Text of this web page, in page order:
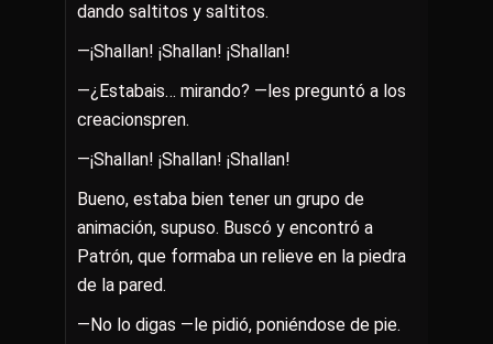
dando saltitos y saltitos.
—¡Shallan! ¡Shallan! ¡Shallan!
—¿Estabais… mirando? —les preguntó a los
creacionspren.
—¡Shallan! ¡Shallan! ¡Shallan!
Bueno, estaba bien tener un grupo de
animación, supuso. Buscó y encontró a
Patrón, que formaba un relieve en la piedra
de la pared.
—No lo digas —le pidió, poniéndose de pie.